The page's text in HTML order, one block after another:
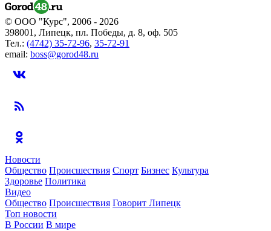
© ООО "Курс", 2006 - 2026
398001, Липецк, пл. Победы, д. 8, оф. 505
Тел.: (4742) 35-72-96, 35-72-91
email: boss@gorod48.ru
Новости
Общество Происшествия Спорт Бизнес Культура
Здоровье Политика
Видео
Общество Происшествия Говорит Липецк
Топ новости
В России В мире